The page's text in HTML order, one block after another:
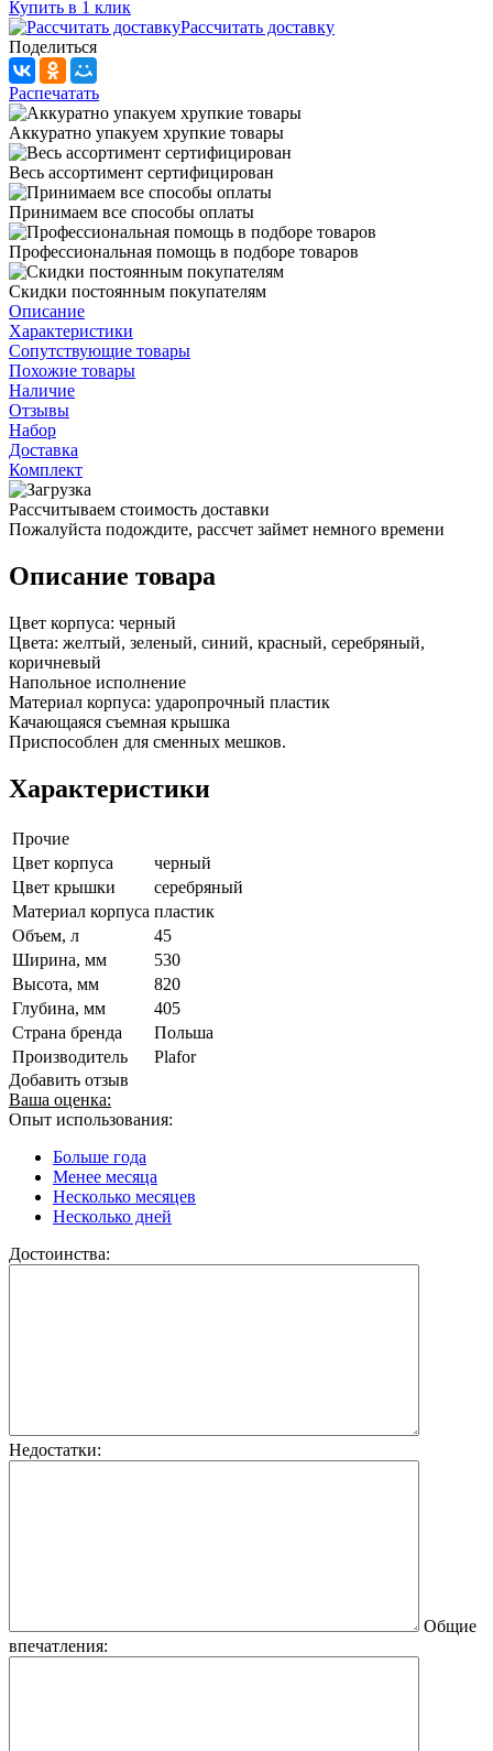
Купить в 1 клик
Рассчитать доставку
Поделиться
Распечатать
Аккуратно упакуем хрупкие товары
Весь ассортимент сертифицирован
Принимаем все способы оплаты
Профессиональная помощь в подборе товаров
Скидки постоянным покупателям
Описание
Характеристики
Сопутствующие товары
Похожие товары
Наличие
Отзывы
Набор
Доставка
Комплект
Рассчитываем стоимость доставки
Пожалуйста подождите, рассчет займет немного времени
Описание товара
Цвет корпуса: черный
Цвета: желтый, зеленый, синий, красный, серебряный,
коричневый
Напольное исполнение
Материал корпуса: ударопрочный пластик
Качающаяся съемная крышка
Приспособлен для сменных мешков.
Характеристики
Прочие
Цвет корпуса
черный
Цвет крышки
серебряный
Материал корпуса пластик
Объем, л
45
Ширина, мм
530
Высота, мм
820
Глубина, мм
405
Страна бренда
Польша
Производитель
Plafor
Добавить отзыв
Ваша оценка:
Опыт использования:
Больше года
Менее месяца
Несколько месяцев
Несколько дней
Достоинства:
Недостатки:
Общие
впечатления: